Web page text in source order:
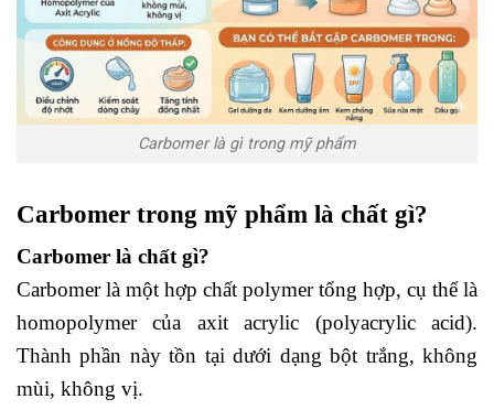
Carbomer là gì trong mỹ phẩm
Carbomer trong mỹ phẩm là chất gì?
Carbomer là chất gì?
Carbomer là một hợp chất polymer tổng hợp, cụ thể là
homopolymer của axit acrylic (polyacrylic acid).
Thành phần này tồn tại dưới dạng bột trắng, không
mùi, không vị.